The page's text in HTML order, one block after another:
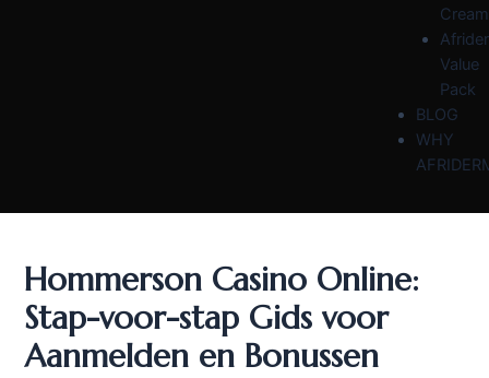
Cream
Value
Pack
BLOG
WHY
Hommerson Casino Online:
Stap-voor-stap Gids voor
Aanmelden en Bonussen